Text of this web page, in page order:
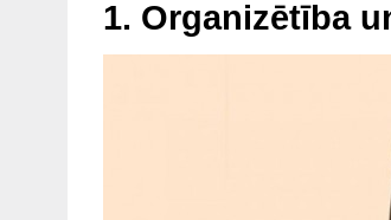
1. Organizētība